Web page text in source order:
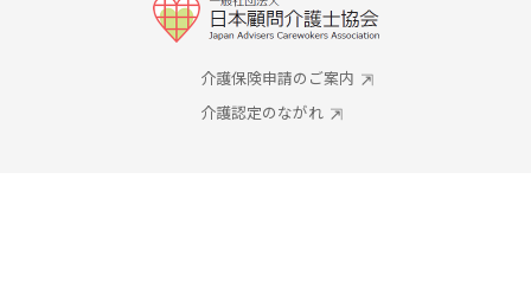
介護保険申請のご案内
介護認定のながれ